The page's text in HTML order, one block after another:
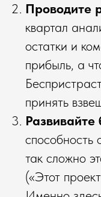
Проводите
квартал
остатки и
прибыль, а
принять
Развивайте
способность
так сложно
(«Этот